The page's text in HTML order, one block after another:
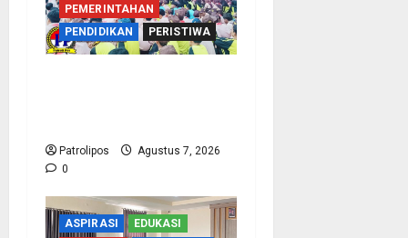
PEMERINTAHAN
PENDIDIKAN
PERISTIWA
Patrolipos
Agustus 7, 2026
0
ASPIRASI
EDUKASI